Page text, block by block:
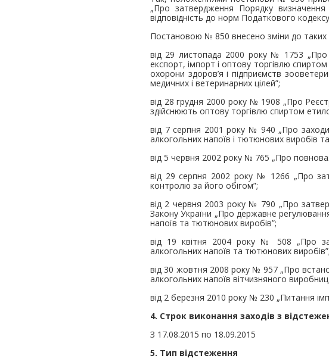
„Про затвердження Порядку
відповідність до норм Податкового
Постановою № 850 внесено зміни до таких
від 29 листопада 2000 року № 1753
експорт, імпорт і оптову торгівлю
охорони здоров’я і підприємств
медичних і ветеринарних цілей”;
від 28 грудня 2000 року № 1908 „Про
здійснюють оптову торгівлю спиртом
від 7 серпня 2001 року № 940 „Про
алкогольних напоїв і тютюнових виробів
від 5 червня 2002 року № 765 „Про
від 29 серпня 2002 року № 1266 „Про
контролю за його обігом”;
від 2 червня 2003 року № 790 „Про
Закону України „Про державне
напоїв та тютюнових виробів”;
від 19 квітня 2004 року № 508 „Про
алкогольних напоїв та тютюнових виробів”;
від 30 жовтня 2008 року № 957 „Про
алкогольних напоїв вітчизняного
від 2 березня 2010 року № 230 „Питання
4. Строк виконання заходів з
З 17.08.2015 по 18.09.2015
5. Тип відстеження